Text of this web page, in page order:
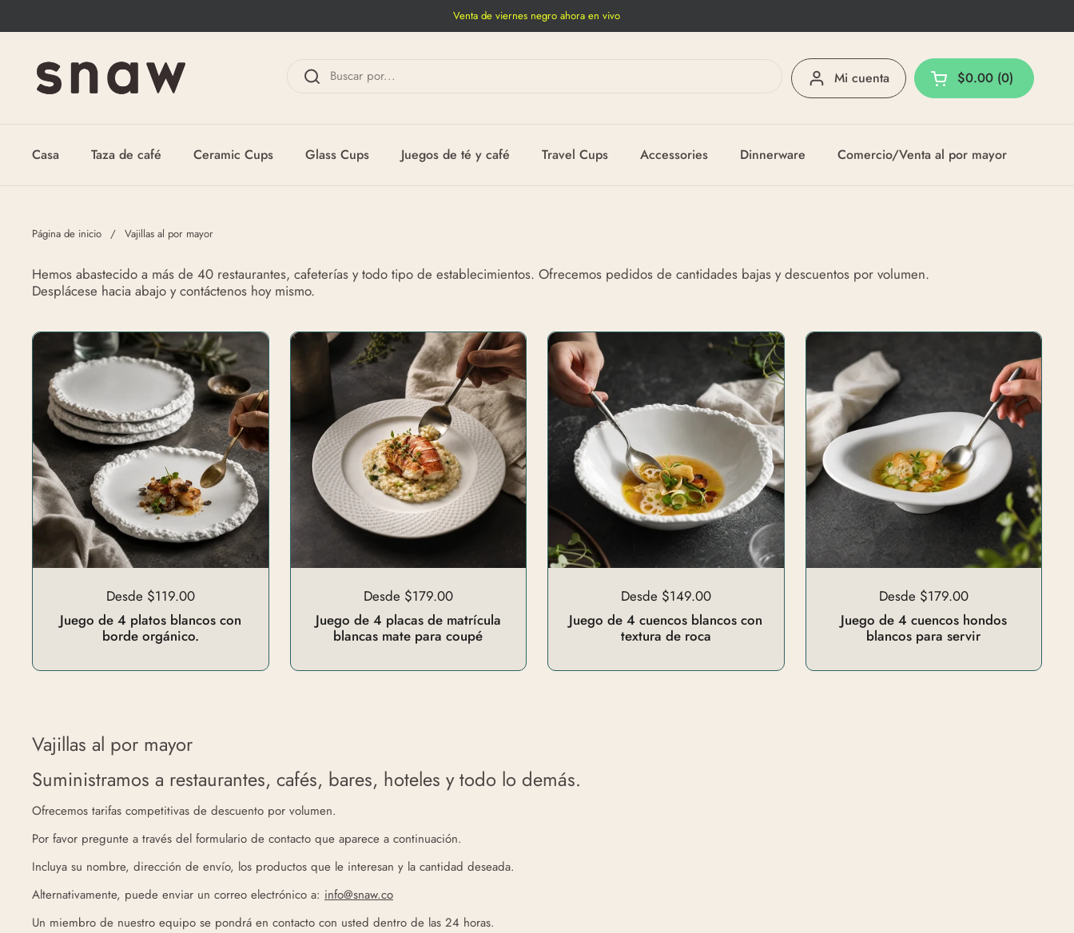
Venta de viernes negro ahora en vivo
Mi cuenta Abrir carrito
$0.00 0
Casa Taza de café Ceramic Cups Glass Cups Juegos de té y café Travel Cups Accessories Dinnerware Comercio/Venta al por mayor
Página de inicio / Vajillas al por mayor
Hemos abastecido a más de 40 restaurantes, cafeterías y todo tipo de establecimientos. Ofrecemos pedidos de cantidades bajas y descuentos por volumen.
Desplácese hacia abajo y contáctenos hoy mismo.
Desde $119.00
Juego de 4 platos blancos con
borde orgánico.
Desde $179.00
Juego de 4 placas de matrícula
blancas mate para coupé
Desde $149.00
Juego de 4 cuencos blancos con
textura de roca
Desde $179.00
Juego de 4 cuencos hondos
blancos para servir
Vajillas al por mayor
Suministramos a restaurantes, cafés, bares, hoteles y todo lo demás.
Ofrecemos tarifas competitivas de descuento por volumen.
Por favor pregunte a través del formulario de contacto que aparece a continuación.
Incluya su nombre, dirección de envío, los productos que le interesan y la cantidad deseada.
Alternativamente, puede enviar un correo electrónico a: info@snaw.co
Un miembro de nuestro equipo se pondrá en contacto con usted dentro de las 24 horas.